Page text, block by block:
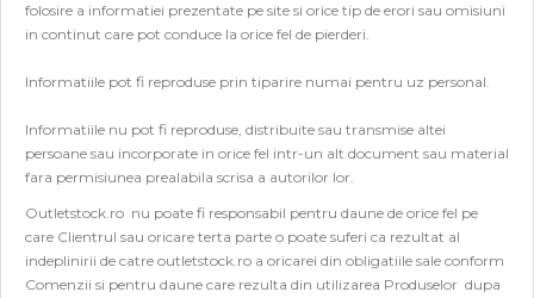
folosire a informatiei prezentate pe site si orice tip de erori sau omisiuni
in continut care pot conduce la orice fel de pierderi.
Informatiile pot fi reproduse prin tiparire numai pentru uz personal.
Informatiile nu pot fi reproduse, distribuite sau transmise altei
persoane sau incorporate in orice fel intr-un alt document sau material
fara permisiunea prealabila scrisa a autorilor lor.
Outletstock.ro nu poate fi responsabil pentru daune de orice fel pe
care Clientrul sau oricare terta parte o poate suferi ca rezultat al
indeplinirii de catre outletstock.ro a oricarei din obligatiile sale conform
Comenzii si pentru daune care rezulta din utilizarea Produselor dupa